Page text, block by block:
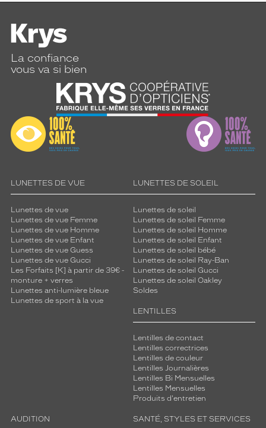
La confiance
vous va si bien
LUNETTES DE VUE
Lunettes de vue
Lunettes de vue Femme
Lunettes de vue Homme
Lunettes de vue Enfant
Lunettes de vue Guess
Lunettes de vue Gucci
Les Forfaits [K] à partir de 39€ -
monture + verres
Lunettes anti-lumière bleue
Lunettes de sport à la vue
LUNETTES DE SOLEIL
Lunettes de soleil
Lunettes de soleil Femme
Lunettes de soleil Homme
Lunettes de soleil Enfant
Lunettes de soleil bébé
Lunettes de soleil Ray-Ban
Lunettes de soleil Gucci
Lunettes de soleil Oakley
Soldes
LENTILLES
Lentilles de contact
Lentilles correctrices
Lentilles de couleur
Lentilles Journalières
Lentilles Bi Mensuelles
Lentilles Mensuelles
Produits d'entretien
AUDITION SANTÉ, STYLES ET SERVICES